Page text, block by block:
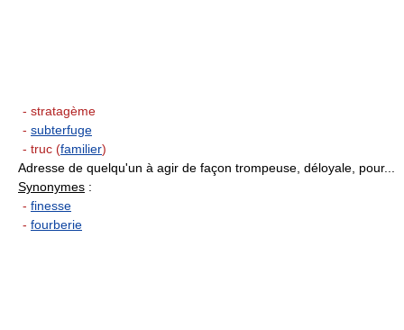
- stratagème
- subterfuge
- truc (familier)
Adresse de quelqu'un à agir de façon trompeuse, déloyale, pour...
Synonymes :
- finesse
- fourberie